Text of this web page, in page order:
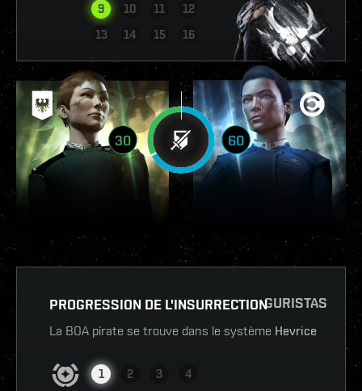
9
10 11
12
13
14 15 16
VOIR LE RAPPORT
30 60
PROGRESSION DE L'INSURRECTION
La BOA pirate se trouve dans le système Hevrice
1 2 3
4
GURISTAS